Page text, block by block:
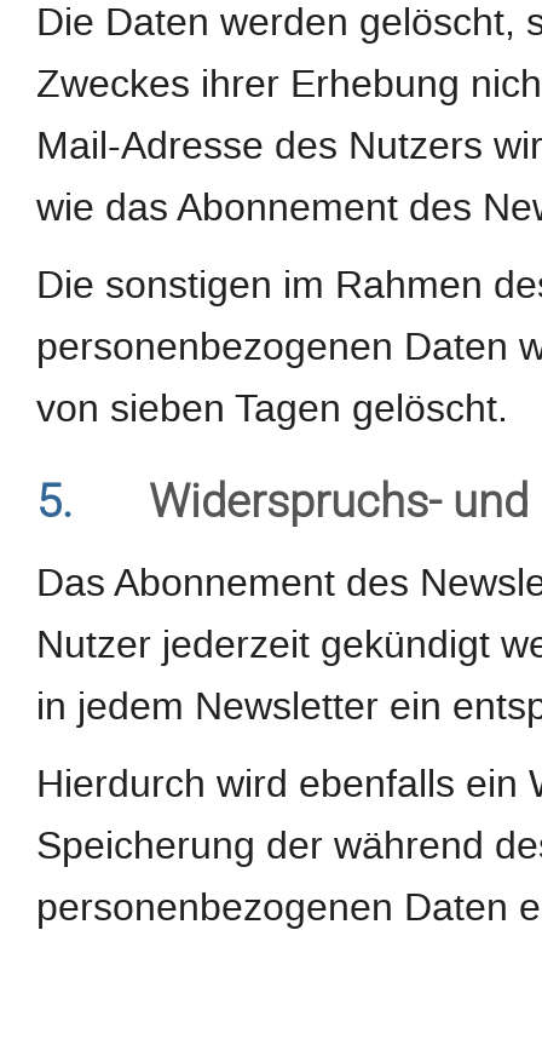
Die Daten werden gelöscht,
Zweckes ihrer Erhebung
Mail-Adresse des Nutzers
wie das Abonnement des
Die sonstigen im Rahmen
personenbezogenen Daten
von sieben Tagen gelöscht.
5. Widerspruchs-
Das Abonnement des
Nutzer jederzeit gekündigt
in jedem Newsletter ein
Hierdurch wird ebenfalls ein
Speicherung der während
personenbezogenen Daten